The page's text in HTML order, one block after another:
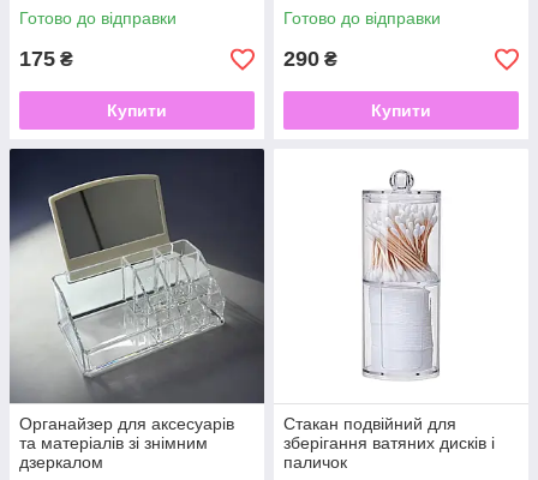
Готово до відправки
175 ₴
Купити
Готово до відправки
290 ₴
Купити
Органайзер для аксесуарів
та матеріалів зі знімним
дзеркалом
Стакан подвійний для
зберігання ватяних дисків і
паличок